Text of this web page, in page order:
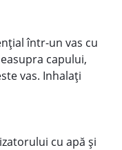
într-un vas cu
capului,
vas. Inhalați
cu apă și